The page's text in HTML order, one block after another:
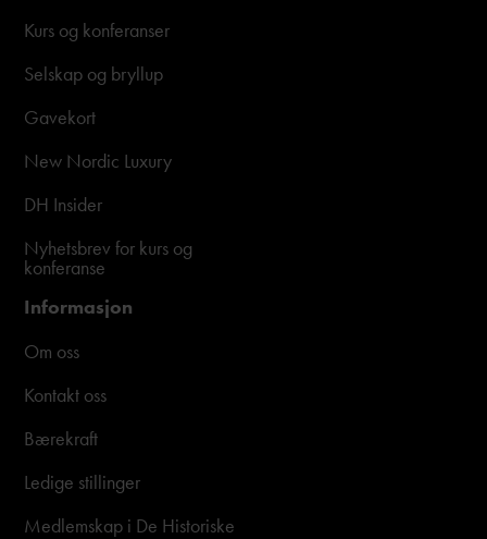
Kurs og konferanser
Selskap og bryllup
Gavekort
New Nordic Luxury
DH Insider
Nyhetsbrev for kurs og
konferanse
Informasjon
Om oss
Kontakt oss
Bærekraft
Ledige stillinger
Medlemskap i De Historiske